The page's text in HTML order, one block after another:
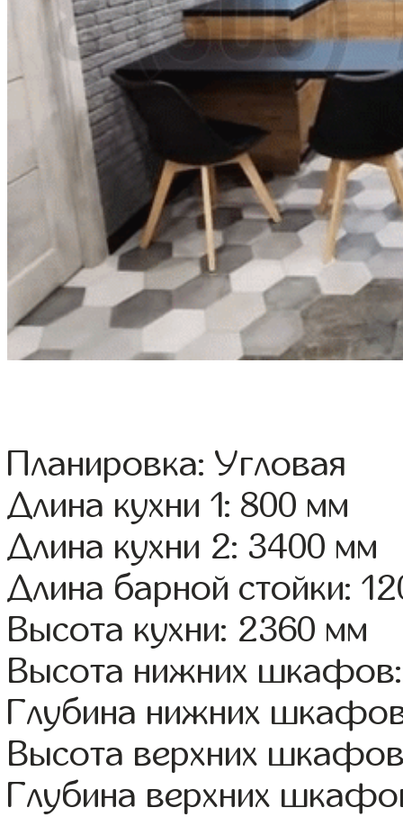
Планировка: Угловая
Длина кухни 1: 800 мм
Длина кухни 2: 3400 мм
Длина барной стойки:
Высота кухни: 2360 мм
Высота нижних
Глубина нижних
Высота верхних
Глубина верхних